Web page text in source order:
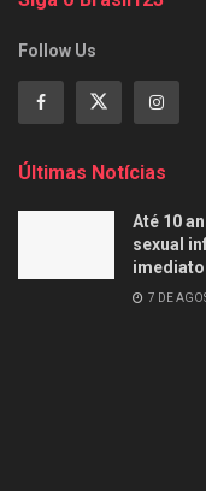
Follow Us
Últimas Notícias
Até 10
sexual
imediato
7 DE